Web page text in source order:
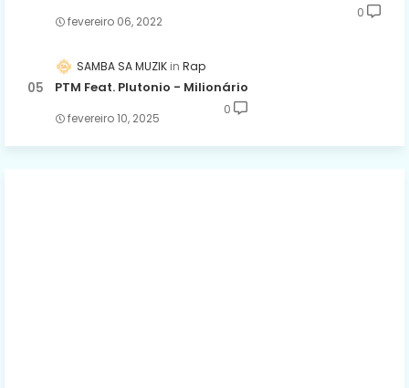
fevereiro 06, 2022
0
SAMBA SA MUZIK Rap
PTM Feat. Plutonio - Milionário
fevereiro 10, 2025
0